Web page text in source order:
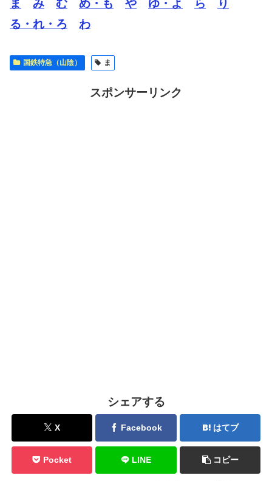
ま
み む め・も や ゆ・よ ら
り
る・れ・ろ
わ
国鉄特急（山陰） ま
スポンサーリンク
シェアする
X Facebook はてブ
Pocket LINE コピー